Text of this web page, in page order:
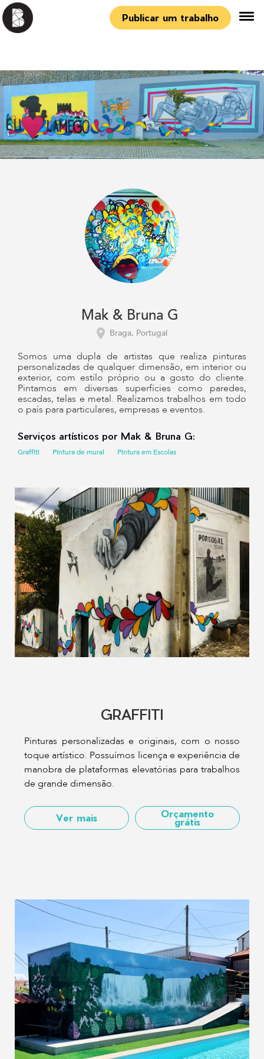
Publicar um trabalho
Mak & Bruna G
Braga, Portugal
Somos uma dupla de artistas que realiza pinturas
personalizadas de qualquer dimensão, em interior ou
exterior, com estilo próprio ou a gosto do cliente.
Pintamos em diversas superfícies como paredes,
escadas, telas e metal. Realizamos trabalhos em todo
o país para particulares, empresas e eventos.
Serviços artísticos por Mak & Bruna G:
Graffiti Pintura de mural Pintura em Escolas
GRAFFITI
Pinturas personalizadas e originais, com o nosso
toque artístico. Possuímos licença e experiência de
manobra de plataformas elevatórias para trabalhos
de grande dimensão.
Ver mais Orçamento
grátis